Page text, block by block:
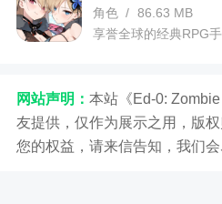
1、游戏拥有十分浓厚
建最强战斗，创造属于自
的学园都市全新玩法
角色 / 86.63 MB
享誉全球的经典RPG
网站声明： 本站《Ed-0:
友提供，仅作为展示之用，版
您的权益，请来信告知，我们会